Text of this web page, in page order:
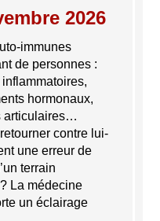
2026
immunes
de personnes :
hormonaux,
articulaires…
contre lui-
une erreur de
terrain
La médecine
un éclairage